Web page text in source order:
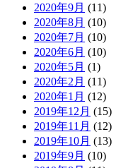
2020年9月 (11)
2020年8月 (10)
2020年7月 (10)
2020年6月 (10)
2020年5月 (1)
2020年2月 (11)
2020年1月 (12)
2019年12月 (15)
2019年11月 (12)
2019年10月 (13)
2019年9月 (10)